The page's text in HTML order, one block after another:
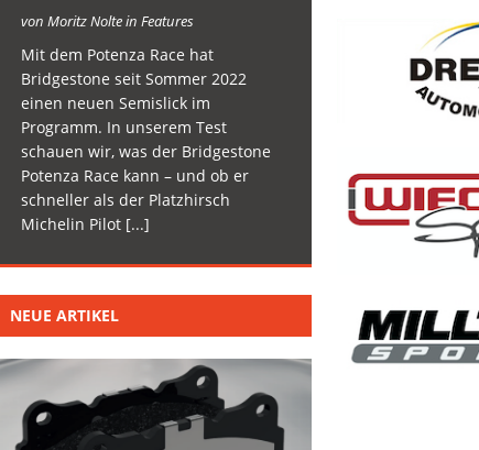
von Moritz Nolte in Features
Mit dem Potenza Race hat
Bridgestone seit Sommer 2022
einen neuen Semislick im
Programm. In unserem Test
schauen wir, was der Bridgestone
Potenza Race kann – und ob er
schneller als der Platzhirsch
Michelin Pilot [...]
NEUE ARTIKEL